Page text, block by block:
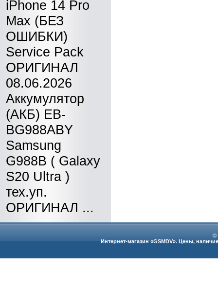
iPhone 14 Pro
Max (БЕЗ
ОШИБКИ)
Service Pack
ОРИГИНАЛ
08.06.2026
Аккумулятор
(АКБ) EB-
BG988ABY
Samsung
G988B ( Galaxy
S20 Ultra )
тех.уп.
ОРИГИНАЛ ...
©
Интернет-магазин «GSMDV». Цены,